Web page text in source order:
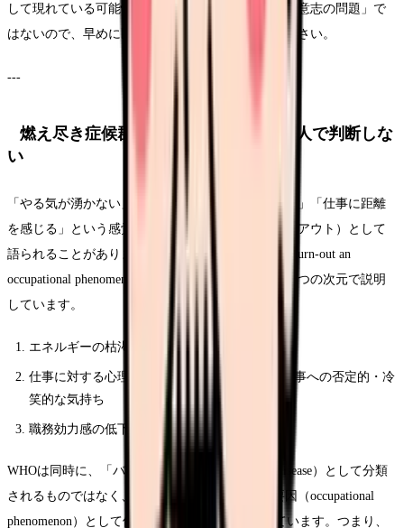
して現れている可能性もあります。「寝られない＝意志の問題」で
はないので、早めに医療機関の受診を検討してください。
---
燃え尽き症候群（バーンアウト）を一人で判断しな
い
「やる気が湧かない」「患者さんに優しくできない」「仕事に距離
を感じる」という感覚は、燃え尽き症候群（バーンアウト）として
語られることがあります。WHOは2019年の声明「Burn-out an
occupational phenomenon」で、バーンアウトを次の3つの次元で説明
しています。
エネルギーの枯渇・消耗感
仕事に対する心理的な距離感の増大、または仕事への否定的・冷
笑的な気持ち
職務効力感の低下
WHOは同時に、「バーンアウトは医学的状態（disease）として分類
されるものではなく、健康状態に影響を与える要因（occupational
phenomenon）として位置づけられる」と明示しています。つまり、